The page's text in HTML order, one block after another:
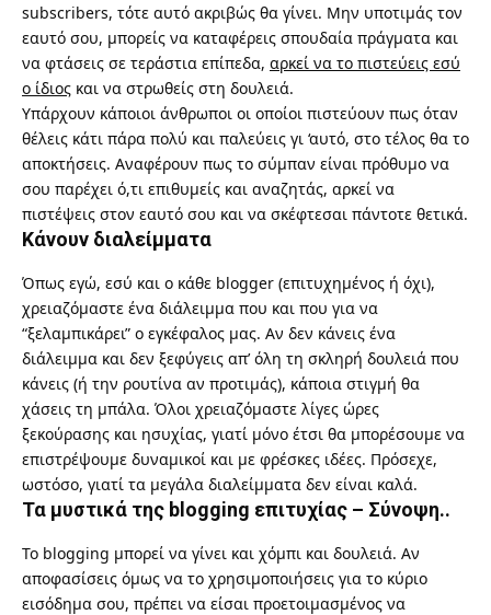
subscribers, τότε αυτό ακριβώς θα γίνει. Μην υποτιμάς τον
εαυτό σου, μπορείς να καταφέρεις σπουδαία πράγματα και
να φτάσεις σε τεράστια επίπεδα, αρκεί να το πιστεύεις εσύ
ο ίδιος και να στρωθείς στη δουλειά.
Υπάρχουν κάποιοι άνθρωποι οι οποίοι πιστεύουν πως όταν
θέλεις κάτι πάρα πολύ και παλεύεις γι ‘αυτό, στο τέλος θα το
αποκτήσεις. Αναφέρουν πως το σύμπαν είναι πρόθυμο να
σου παρέχει ό,τι επιθυμείς και αναζητάς, αρκεί να
πιστέψεις στον εαυτό σου και να σκέφτεσαι πάντοτε θετικά.
Κάνουν διαλείμματα
Όπως εγώ, εσύ και ο κάθε blogger (επιτυχημένος ή όχι),
χρειαζόμαστε ένα διάλειμμα που και που για να
“ξελαμπικάρει” ο εγκέφαλος μας. Αν δεν κάνεις ένα
διάλειμμα και δεν ξεφύγεις απ’ όλη τη σκληρή δουλειά που
κάνεις (ή την ρουτίνα αν προτιμάς), κάποια στιγμή θα
χάσεις τη μπάλα. Όλοι χρειαζόμαστε λίγες ώρες
ξεκούρασης και ησυχίας, γιατί μόνο έτσι θα μπορέσουμε να
επιστρέψουμε δυναμικοί και με φρέσκες ιδέες. Πρόσεχε,
ωστόσο, γιατί τα μεγάλα διαλείμματα δεν είναι καλά.
Τα μυστικά της blogging επιτυχίας – Σύνοψη..
Το blogging μπορεί να γίνει και χόμπι και δουλειά. Αν
αποφασίσεις όμως να το χρησιμοποιήσεις για το κύριο
εισόδημα σου, πρέπει να είσαι προετοιμασμένος να